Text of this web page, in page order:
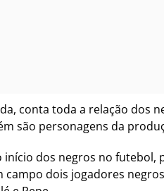
conta toda a relação dos
são personagens da
dos negros no futebol,
campo dois jogadores